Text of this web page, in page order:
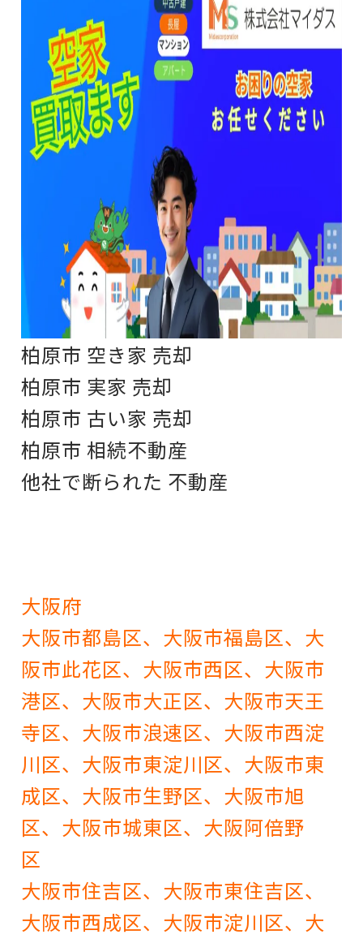
柏原市 空き家 売却
柏原市 実家 売却
柏原市 古い家 売却
柏原市 相続不動産
他社で断られた 不動産
大阪府
大阪市都島区、大阪市福島区、大
阪市此花区、大阪市西区、大阪市
港区、大阪市大正区、大阪市天王
寺区、大阪市浪速区、大阪市西淀
川区、大阪市東淀川区、大阪市東
成区、大阪市生野区、大阪市旭
区、大阪市城東区、大阪阿倍野
区
大阪市住吉区、大阪市東住吉区、
大阪市西成区、大阪市淀川区、大